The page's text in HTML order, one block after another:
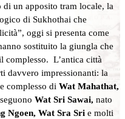
un apposito tram locale, la
di Sukhothai che
oggi si presenta come
sostituito la giungla che
complesso. L’antica città
davvero impressionanti: la
complesso di Wat Mahathat,
Wat Sri Sawai, nato
Ngoen, Wat Sra Sri e molti